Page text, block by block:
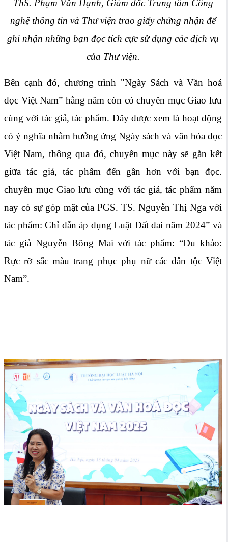
ThS. Phạm Văn Hạnh, Giám đốc Trung tâm Công
nghệ thông tin và Thư viện trao giấy chứng nhận để
ghi nhận những bạn đọc tích cực sử dụng các dịch vụ
của Thư viện.
Bên cạnh đó, chương trình "Ngày Sách và Văn hoá
đọc Việt Nam” hằng năm còn có chuyên mục Giao lưu
cùng với tác giả, tác phẩm. Đây được xem là hoạt động
có ý nghĩa nhằm hưởng ứng Ngày sách và văn hóa đọc
Việt Nam, thông qua đó, chuyên mục này sẽ gắn kết
giữa tác giả, tác phẩm đến gần hơn với bạn đọc.
chuyên mục Giao lưu cùng với tác giả, tác phẩm năm
nay có sự góp mặt của PGS. TS. Nguyễn Thị Nga với
tác phẩm: Chỉ dẫn áp dụng Luật Đất đai năm 2024” và
tác giả Nguyễn Bông Mai với tác phẩm: “Du khảo:
Rực rỡ sắc màu trang phục phụ nữ các dân tộc Việt
Nam”.